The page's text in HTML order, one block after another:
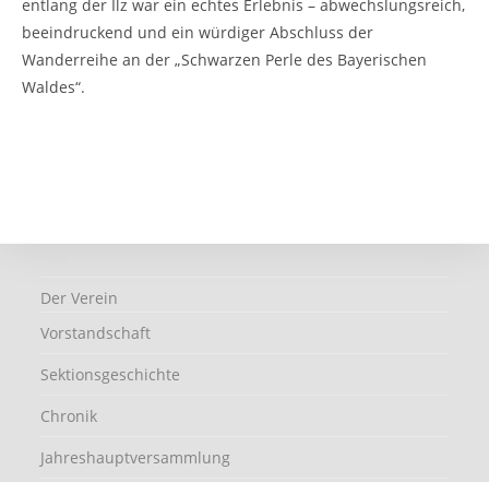
entlang der Ilz war ein echtes Erlebnis – abwechslungsreich,
beeindruckend und ein würdiger Abschluss der
Wanderreihe an der „Schwarzen Perle des Bayerischen
Waldes“.
Der Verein
Vorstandschaft
Sektionsgeschichte
Chronik
Jahreshauptversammlung